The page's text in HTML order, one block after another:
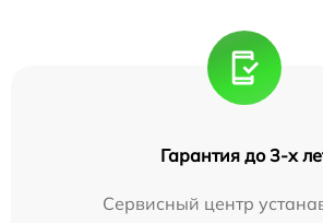
Гарантия до 3-х
Сервисный центр